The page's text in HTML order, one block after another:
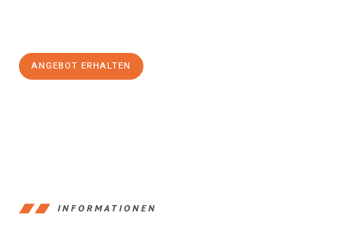
ANGEBOT ERHALTEN
INFORMATIONEN